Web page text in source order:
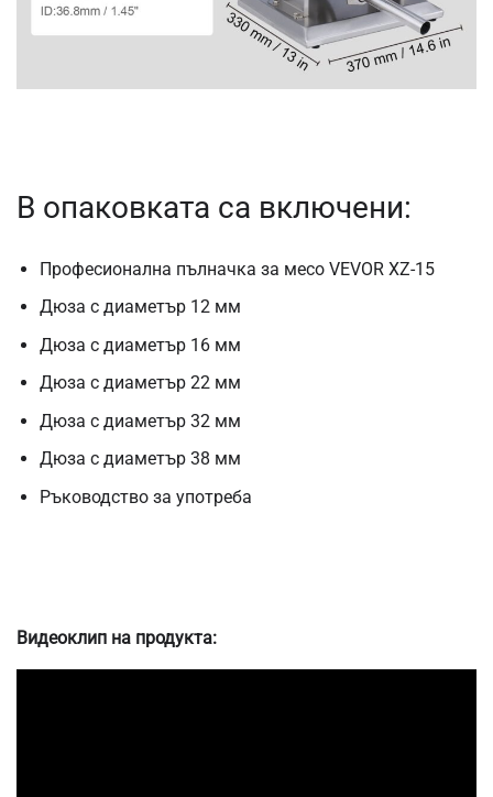
В опаковката са включени:
Професионална пълначка за месо VEVOR XZ-15
Дюза с диаметър 12 мм
Дюза с диаметър 16 мм
Дюза с диаметър 22 мм
Дюза с диаметър 32 мм
Дюза с диаметър 38 мм
Ръководство за употреба
Видеоклип на продукта: